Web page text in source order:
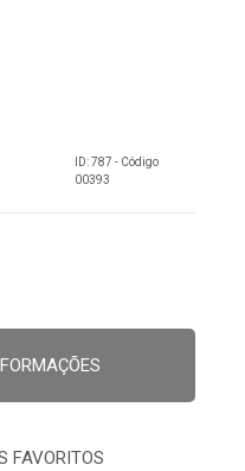
ID: 787 - Código
00393